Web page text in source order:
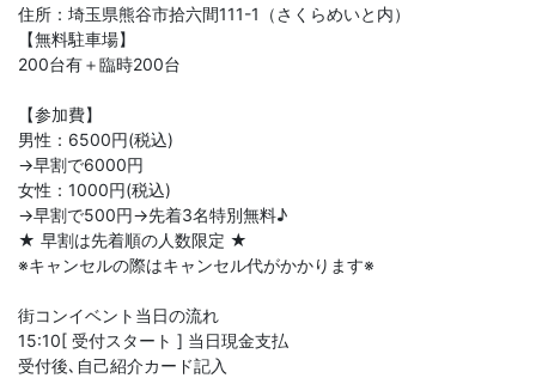
住所：埼玉県熊谷市拾六間111-1（さくらめいと内）
【無料駐車場】
200台有＋臨時200台
【参加費】
男性：6500円(税込)
→早割で6000円
女性：1000円(税込)
→早割で500円→先着3名特別無料♪
★ 早割は先着順の人数限定 ★
※キャンセルの際はキャンセル代がかかります※
街コンイベント当日の流れ
15:10[ 受付スタート ] 当日現金支払
受付後､自己紹介カード記入